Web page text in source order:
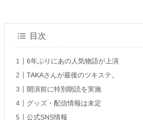
目次
6年ぶりにあの人気物語が上演
TAKAさんが最後のツキステ。
開演前に特別朗読を実施
グッズ・配信情報は未定
公式SNS情報